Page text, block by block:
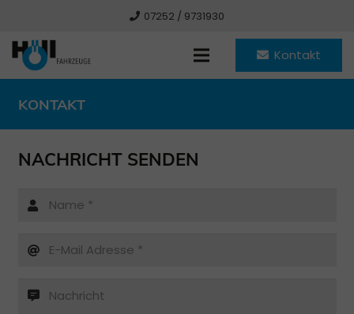
07252 / 9731930
Kontakt
KONTAKT
NACHRICHT SENDEN